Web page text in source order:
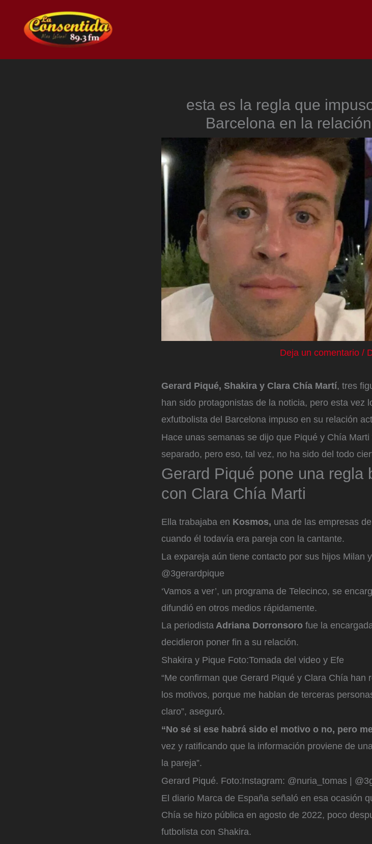
contenido
esta es la regla que
Barcelona en la
Deja un comentario /
Gerard Piqué, Shakira y Clara Chía Martí, tres
han sido protagonistas de la noticia, pero esta vez
exfutbolista del Barcelona impuso en su relación
Hace unas semanas se dijo que Piqué y Chía
separado, pero eso, tal vez, no ha sido del todo
Gerard Piqué pone una regla
con Clara Chía Marti
Ella trabajaba en Kosmos, una de las empresas
cuando él todavía era pareja con la cantante.
La expareja aún tiene contacto por sus hijos Milan
@3gerardpique
‘Vamos a ver’, un programa de Telecinco, se
difundió en otros medios rápidamente.
La periodista Adriana Dorronsoro fue la
decidieron poner fin a su relación.
Shakira y Pique Foto:Tomada del video y Efe
“Me confirman que Gerard Piqué y Clara Chía han
los motivos, porque me hablan de terceras
claro”, aseguró.
“No sé si ese habrá sido el motivo o no, pero
vez y ratificando que la información proviene de
la pareja”.
Gerard Piqué. Foto:Instagram: @nuria_tomas |
El diario Marca de España señaló en esa ocasión
Chía se hizo pública en agosto de 2022, poco
futbolista con Shakira.